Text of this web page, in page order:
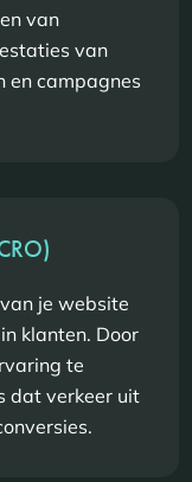
van
van
en campagnes
je website
klanten. Door
te
dat verkeer uit